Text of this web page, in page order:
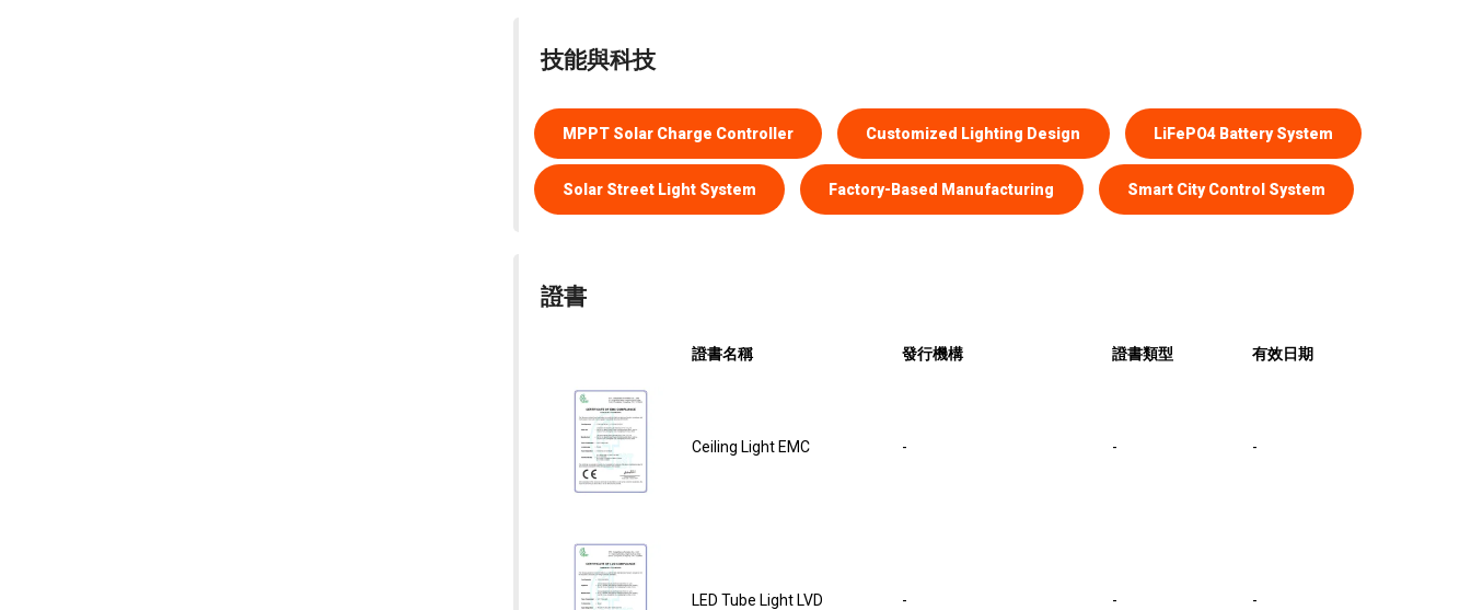
技能與科技
MPPT Solar Charge Controller Customized Lighting Design LiFePO4 Battery System
Solar Street Light System Factory-Based Manufacturing Smart City Control System
證書
證書名稱 發行機構 證書類型 有效日期
Ceiling Light EMC - - -
LED Tube Light LVD - - -